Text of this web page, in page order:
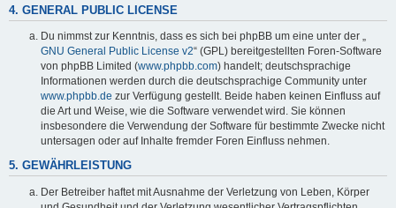
4. GENERAL PUBLIC LICENSE
Du nimmst zur Kenntnis, dass es sich bei phpBB um eine unter der „
GNU General Public License v2“ (GPL) bereitgestellten Foren-Software
von phpBB Limited (www.phpbb.com) handelt; deutschsprachige
Informationen werden durch die deutschsprachige Community unter
www.phpbb.de zur Verfügung gestellt. Beide haben keinen Einfluss auf
die Art und Weise, wie die Software verwendet wird. Sie können
insbesondere die Verwendung der Software für bestimmte Zwecke nicht
untersagen oder auf Inhalte fremder Foren Einfluss nehmen.
5. GEWÄHRLEISTUNG
Der Betreiber haftet mit Ausnahme der Verletzung von Leben, Körper